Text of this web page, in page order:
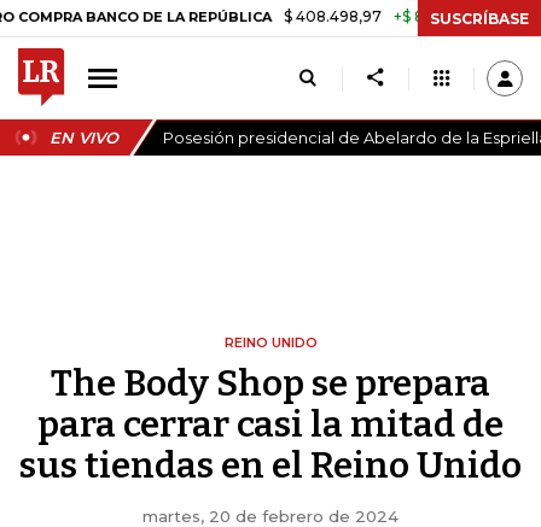
BANCO DE LA REPÚBLICA $ 408.498,97 +$ 8.753,81 +2,19%
SUSCRÍBASE
EN VIVO Posesión presidencial de Abelardo de la
REINO UNIDO
The Body Shop se prepara
para cerrar casi la mitad de
sus tiendas en el Reino Unido
martes, 20 de febrero de 2024